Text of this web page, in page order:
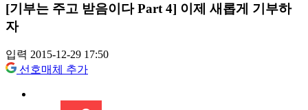
[기부는 주고 받음이다 Part 4] 이제 새롭게 기부하
자
입력 2015-12-29 17:50
선호매체 추가